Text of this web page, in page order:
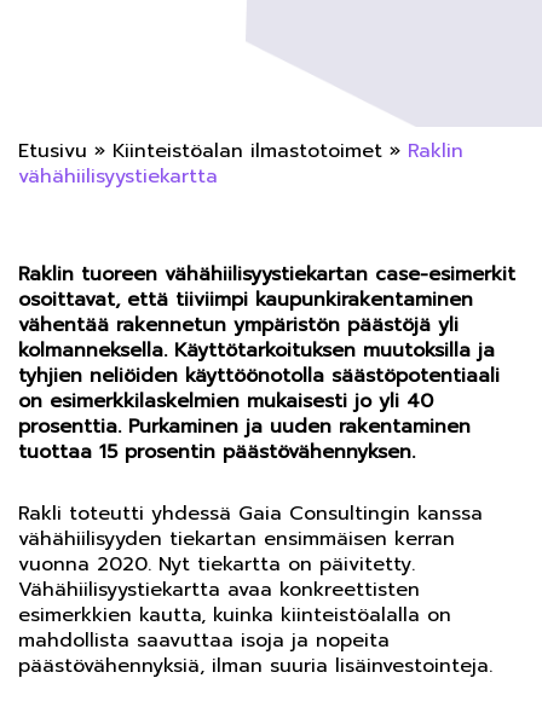
Etusivu » Kiinteistöalan ilmastotoimet » Raklin
vähähiilisyystiekartta
Raklin tuoreen vähähiilisyystiekartan case-esimerkit
osoittavat, että tiiviimpi kaupunkirakentaminen
vähentää rakennetun ympäristön päästöjä yli
kolmanneksella. Käyttötarkoituksen muutoksilla ja
tyhjien neliöiden käyttöönotolla säästöpotentiaali
on esimerkkilaskelmien mukaisesti jo yli 40
prosenttia. Purkaminen ja uuden rakentaminen
tuottaa 15 prosentin päästövähennyksen.
Rakli toteutti yhdessä Gaia Consultingin kanssa
vähähiilisyyden tiekartan ensimmäisen kerran
vuonna 2020. Nyt tiekartta on päivitetty.
Vähähiilisyystiekartta avaa konkreettisten
esimerkkien kautta, kuinka kiinteistöalalla on
mahdollista saavuttaa isoja ja nopeita
päästövähennyksiä, ilman suuria lisäinvestointeja.